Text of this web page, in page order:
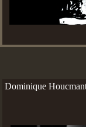
Dominique